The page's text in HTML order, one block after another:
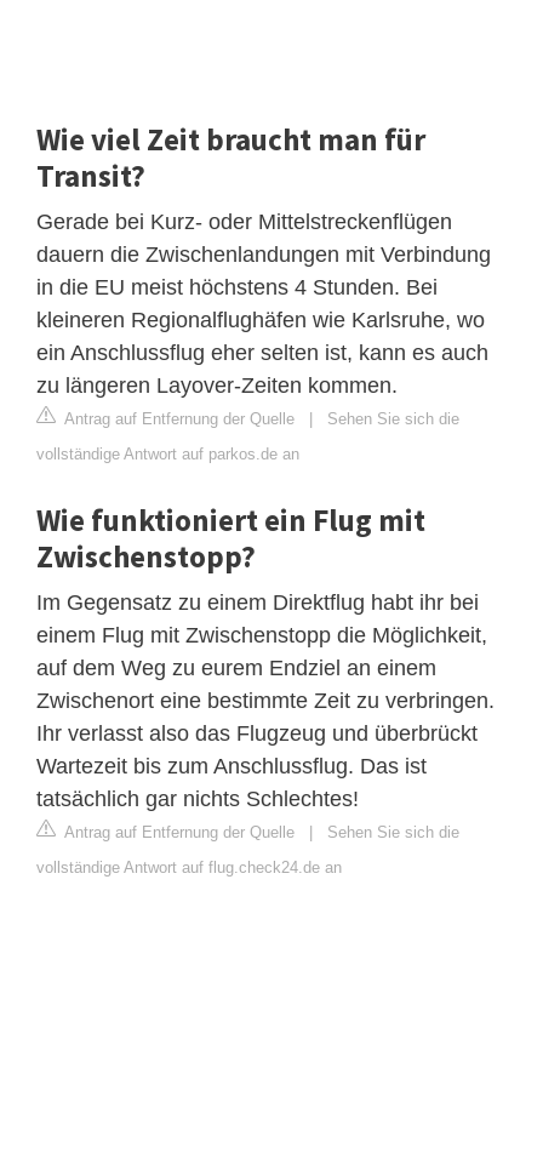
Wie viel Zeit braucht man für
Transit?
Gerade bei Kurz- oder Mittelstreckenflügen
dauern die Zwischenlandungen mit Verbindung
in die EU meist höchstens 4 Stunden. Bei
kleineren Regionalflughäfen wie Karlsruhe, wo
ein Anschlussflug eher selten ist, kann es auch
zu längeren Layover-Zeiten kommen.
Antrag auf Entfernung der Quelle
Sehen Sie sich die
vollständige Antwort auf parkos.de an
Wie funktioniert ein Flug mit
Zwischenstopp?
Im Gegensatz zu einem Direktflug habt ihr bei
einem Flug mit Zwischenstopp die Möglichkeit,
auf dem Weg zu eurem Endziel an einem
Zwischenort eine bestimmte Zeit zu verbringen.
Ihr verlasst also das Flugzeug und überbrückt
Wartezeit bis zum Anschlussflug. Das ist
tatsächlich gar nichts Schlechtes!
Antrag auf Entfernung der Quelle
Sehen Sie sich die
vollständige Antwort auf flug.check24.de an